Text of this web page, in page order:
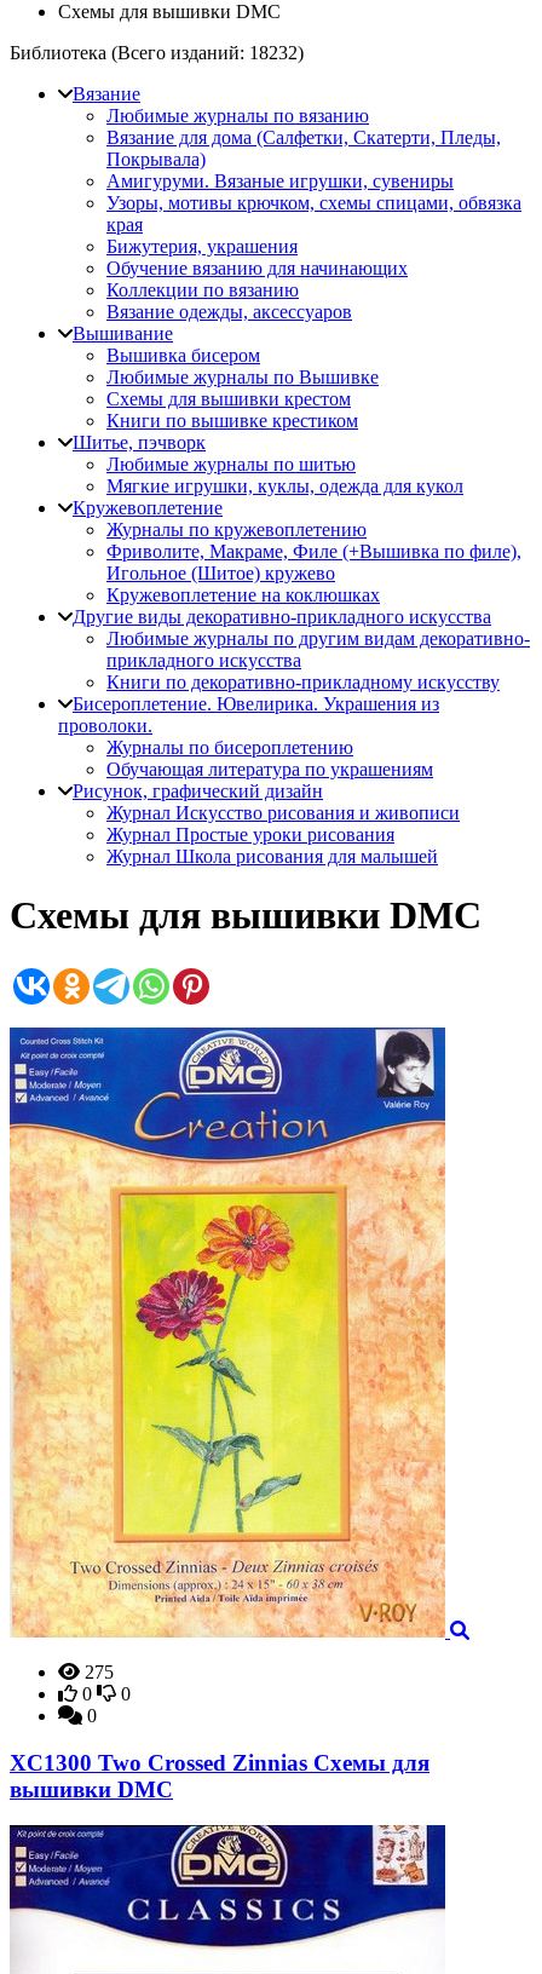
Схемы для вышивки DMC
Библиотека (Всего изданий: 18232)
Вязание
Любимые журналы по вязанию
Вязание для дома (Салфетки, Скатерти, Пледы,
Покрывала)
Амигуруми. Вязаные игрушки, сувениры
Узоры, мотивы крючком, схемы спицами, обвязка
края
Бижутерия, украшения
Обучение вязанию для начинающих
Коллекции по вязанию
Вязание одежды, аксессуаров
Вышивание
Вышивка бисером
Любимые журналы по Вышивке
Схемы для вышивки крестом
Книги по вышивке крестиком
Шитье, пэчворк
Любимые журналы по шитью
Мягкие игрушки, куклы, одежда для кукол
Кружевоплетение
Журналы по кружевоплетению
Фриволите, Макраме, Филе (+Вышивка по филе),
Игольное (Шитое) кружево
Кружевоплетение на коклюшках
Другие виды декоративно-прикладного искусства
Любимые журналы по другим видам декоративно-
прикладного искусства
Книги по декоративно-прикладному искусству
Бисероплетение. Ювелирика. Украшения из
проволоки.
Журналы по бисероплетению
Обучающая литература по украшениям
Рисунок, графический дизайн
Журнал Искусство рисования и живописи
Журнал Простые уроки рисования
Журнал Школа рисования для малышей
Схемы для вышивки DMC
275
0
0
0
XC1300 Two Crossed Zinnias Схемы для
вышивки DMC